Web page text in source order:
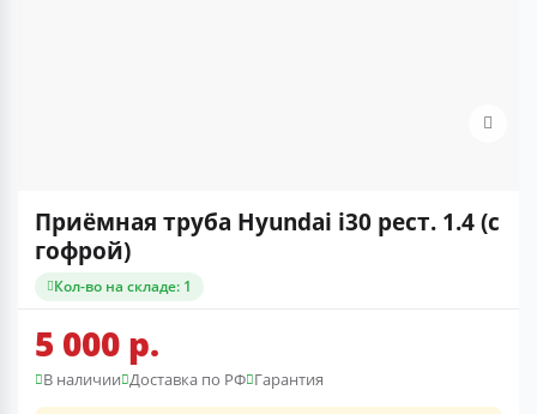
Приёмная труба Hyundai i30 рест. 1.4 (с
гофрой)
Кол-во на складе: 1
5 000 р.
В наличии Доставка по РФ Гарантия